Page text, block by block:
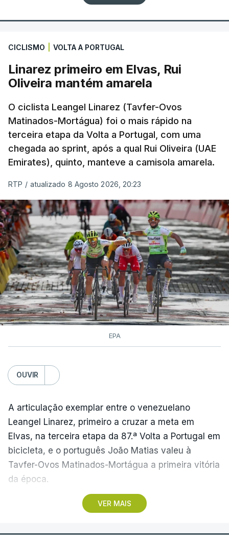
CICLISMO VOLTA A PORTUGAL
Linarez primeiro em Elvas, Rui
Oliveira mantém amarela
O ciclista Leangel Linarez (Tavfer-Ovos
Matinados-Mortágua) foi o mais rápido na
terceira etapa da Volta a Portugal, com uma
chegada ao sprint, após a qual Rui Oliveira (UAE
Emirates), quinto, manteve a camisola amarela.
RTP / atualizado 8 Agosto 2026, 20:23
EPA
OUVIR
VER MAIS
A articulação exemplar entre o venezuelano
Leangel Linarez, primeiro a cruzar a meta em
Elvas, na terceira etapa da 87.ª Volta a Portugal em
bicicleta, e o português João Matias valeu à
Tavfer-Ovos Matinados-Mortágua a primeira vitória
da época.
Discreta nas chegadas ao Palácio Nacional de
feira, a equipa dirigida por Gustavo Veloso